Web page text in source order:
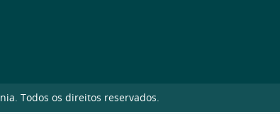
Todos os direitos reservados.